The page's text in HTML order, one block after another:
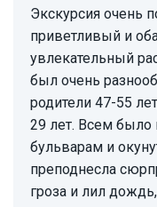
Экскурсия очень понравилась. Ирина -
приветливый и
увлекательный
был очень
родители 47-55
29 лет. Всем было
бульварам и
преподнесла
гроза и лил